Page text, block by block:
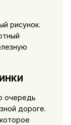
рисунок.
очередь
дороге.